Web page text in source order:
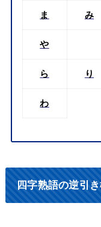
ま み
や
ら り
わ
四字熟語の逆引